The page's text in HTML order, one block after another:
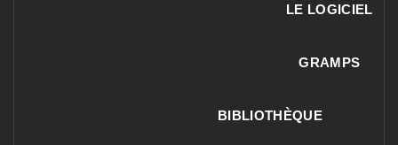
LE LOGICIEL
GRAMPS
BIBLIOTHÈQUE